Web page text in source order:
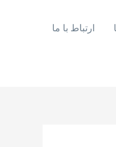
ارتباط با ما